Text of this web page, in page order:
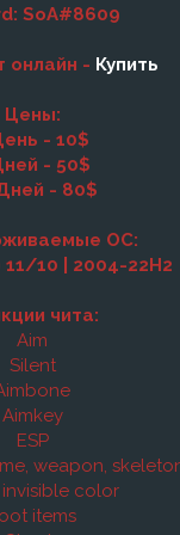
SoA#8609
онлайн - Купить
Цены:
- 10$
- 50$
- 80$
ОС:
11/10 | 2004-22H2
чита:
Aim
Silent
Aimkey
ESP
weapon,
invisible color
items